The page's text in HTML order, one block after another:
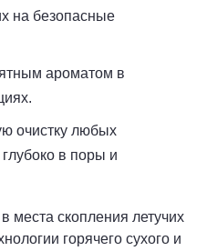
на безопасные
ароматом в
очистку любых
в поры и
места скопления летучих
горячего сухого и